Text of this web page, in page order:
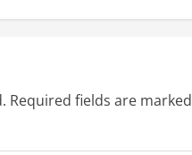
Required fields are marked